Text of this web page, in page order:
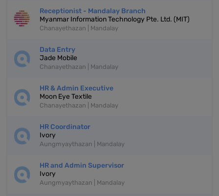
Receptionist - Mandalay Branch
Myanmar Information Technology Pte. Ltd. (MIT)
Chanayethazan | Mandalay
Data Entry
Jade Mobile
Chanayethazan | Mandalay
HR & Admin Executive
Moon Eye Textile
Chanayethazan | Mandalay
HR Coordinator
Ivory
Aungmyaythazan | Mandalay
HR and Admin Supervisor
Ivory
Aungmyaythazan | Mandalay